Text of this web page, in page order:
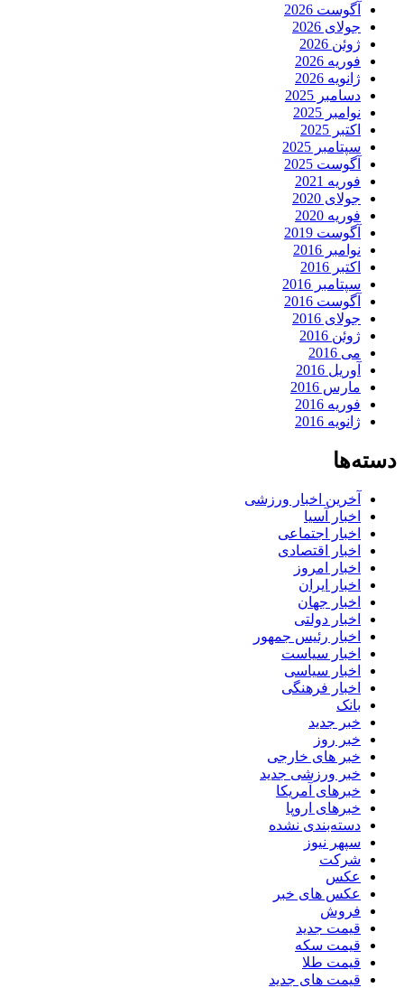
آگوست 2026
جولای 2026
ژوئن 2026
فوریه 2026
ژانویه 2026
دسامبر 2025
نوامبر 2025
اکتبر 2025
سپتامبر 2025
آگوست 2025
فوریه 2021
جولای 2020
فوریه 2020
آگوست 2019
نوامبر 2016
اکتبر 2016
سپتامبر 2016
آگوست 2016
جولای 2016
ژوئن 2016
می 2016
آوریل 2016
مارس 2016
فوریه 2016
ژانویه 2016
دسته‌ها
آخرین اخبار ورزشی
اخبار آسیا
اخبار اجتماعی
اخبار اقتصادی
اخبار امروز
اخبار ایران
اخبار جهان
اخبار دولتی
اخبار رئیس جمهور
اخبار سیاست
اخبار سیاسی
اخبار فرهنگی
بانک
خبر جدید
خبر روز
خبر های خارجی
خبر ورزشی جدید
خبرهای آمریکا
خبرهای اروپا
دسته‌بندی نشده
سپهر نیوز
شرکت
عکس
عکس های خبر
فروش
قیمت جدید
قیمت سکه
قیمت طلا
قیمت های جدید